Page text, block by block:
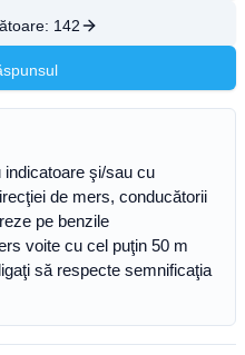
142
şi/sau cu
de mers, conducătorii
pe benzile
voite cu cel puţin 50 m
să respecte semnificaţia